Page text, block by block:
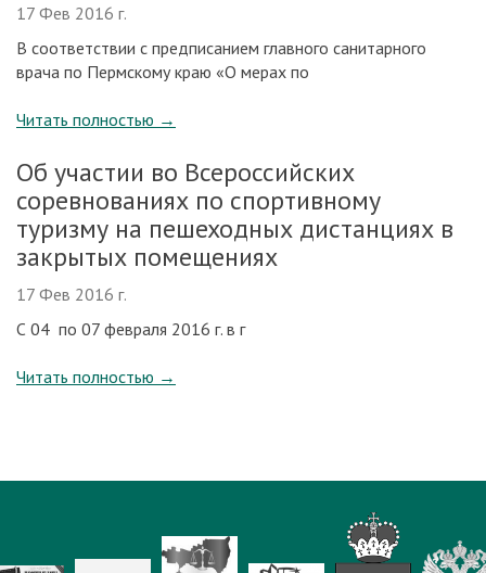
17 Фев 2016 г.
В соответствии с предписанием главного санитарного
врача по Пермскому краю «О мерах по
Читать полностью →
Об участии во Всероссийских
соревнованиях по спортивному
туризму на пешеходных дистанциях в
закрытых помещениях
17 Фев 2016 г.
С 04 по 07 февраля 2016 г. в г
Читать полностью →